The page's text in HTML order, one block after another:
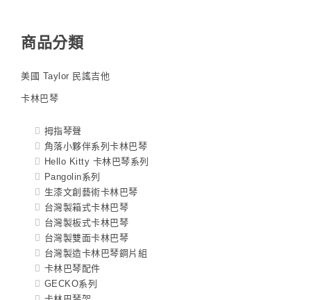
商品分類
美國 Taylor 民謠吉他
卡林巴琴
拇指琴聲
角落小夥伴系列卡林巴琴
Hello Kitty 卡林巴琴系列
Pangolin系列
生漆文創藝術卡林巴琴
台灣製箱式卡林巴琴
台灣製板式卡林巴琴
台灣製雙面卡林巴琴
台灣製造卡林巴琴鋼片組
卡林巴琴配件
GECKO系列